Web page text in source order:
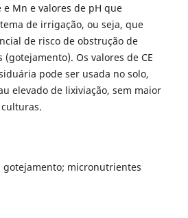
e Mn e valores de pH que
de irrigação, ou seja, que
de risco de obstrução de
Os valores de CE
pode ser usada no solo,
elevado de lixiviação, sem maior
gotejamento; micronutrientes